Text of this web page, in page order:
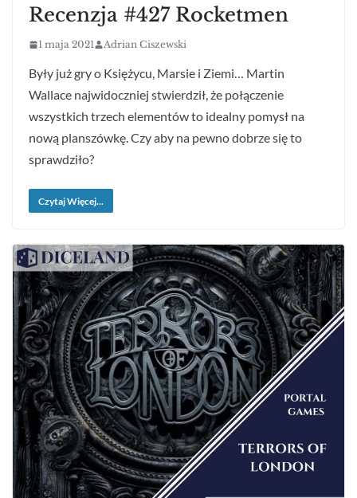
Recenzja #427 Rocketmen
1 maja 2021 Adrian Ciszewski
Były już gry o Księżycu, Marsie i Ziemi… Martin
Wallace najwidoczniej stwierdził, że połączenie
wszystkich trzech elementów to idealny pomysł na
nową planszówkę. Czy aby na pewno dobrze się to
sprawdziło?
Czytaj Więcej...